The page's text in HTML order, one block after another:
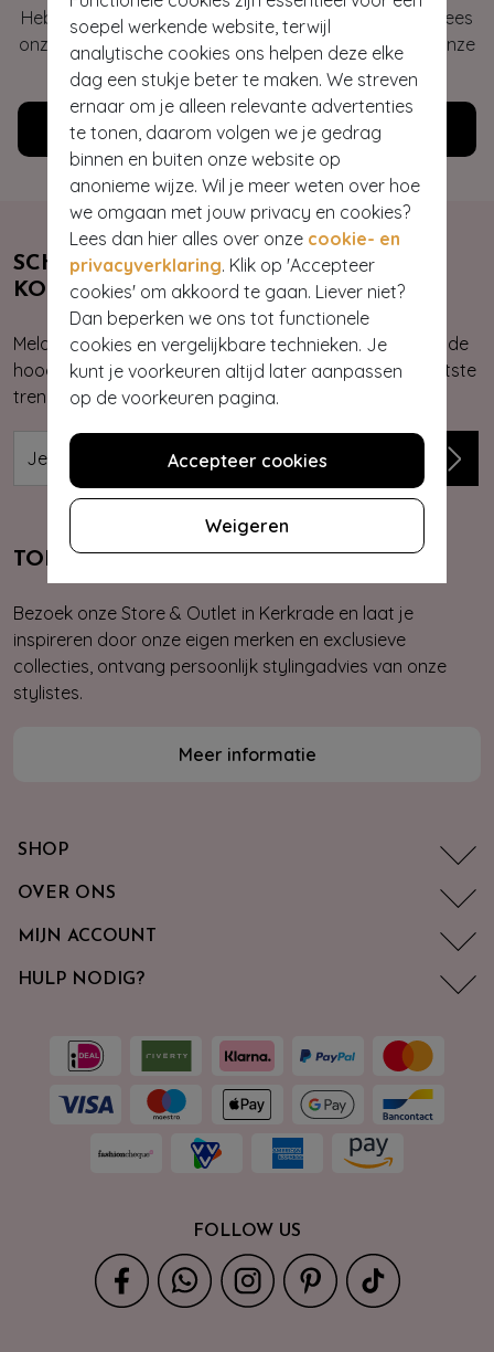
soepel werkende website, terwijl
analytische cookies ons helpen deze elke
dag een stukje beter te maken. We streven
ernaar om je alleen relevante advertenties
te tonen, daarom volgen we je gedrag
binnen en buiten onze website op
anonieme wijze. Wil je meer weten over hoe
we omgaan met jouw privacy en cookies?
Lees dan hier alles over onze cookie- en
privacyverklaring. Klik op 'Accepteer
cookies' om akkoord te gaan. Liever niet?
Dan beperken we ons tot functionele
cookies en vergelijkbare technieken. Je
kunt je voorkeuren altijd later aanpassen
op de voorkeuren pagina.
Accepteer cookies
Weigeren
Heb je vragen of heb je hulp nodig bij je bestelling? Lees
onze veelgestelde vragen of neem contact op met onze
klantenservice. Wij helpen je graag!
Klantenservice
SCHRIJF JE NU IN & ONTVANG 10%
KORTING
Meld je aan voor onze nieuwsbrief. Zo ben je altijd op de
hoogte van onze nieuwste & exclusieve collecties, laatste
trends, kortingsacties en giveaways.
TOPVINTAGE STORE & OUTLET
Bezoek onze Store & Outlet in Kerkrade en laat je
inspireren door onze eigen merken en exclusieve
collecties, ontvang persoonlijk stylingadvies van onze
stylistes.
Meer informatie
SHOP
OVER ONS
MIJN ACCOUNT
HULP NODIG?
FOLLOW US